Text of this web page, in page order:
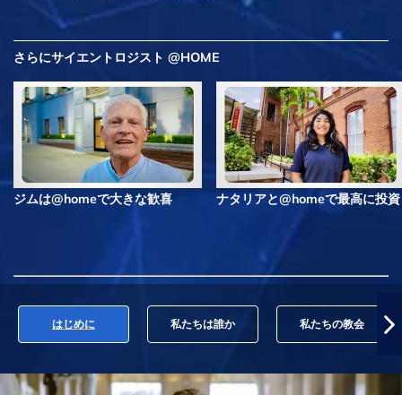
さらにサイエントロジスト @HOME
ジムは@homeで大きな歓喜 ナタリアと@homeで最高に投資
はじめに 私たちは誰か 私たちの教会